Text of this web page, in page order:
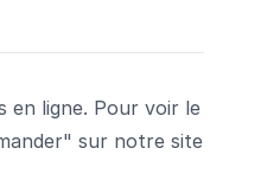
en ligne. Pour voir le
sur notre site